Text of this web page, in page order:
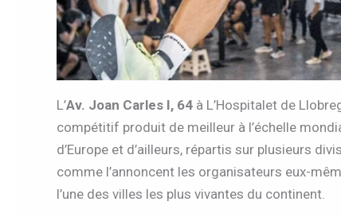
L’Av. Joan Carles I, 64 à L’Hospitalet de
compétitif produit de meilleur à l’échelle
d’Europe et d’ailleurs, répartis sur plusieurs
comme l’annoncent les organisateurs eux-
l’une des villes les plus vivantes du continent.